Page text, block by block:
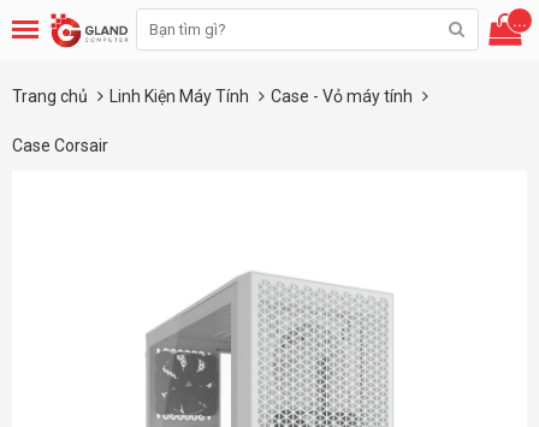
...
Trang chủ Linh Kiện Máy Tính Case - Vỏ máy tính
Case Corsair